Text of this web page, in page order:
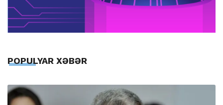
POPULYAR XƏBƏR